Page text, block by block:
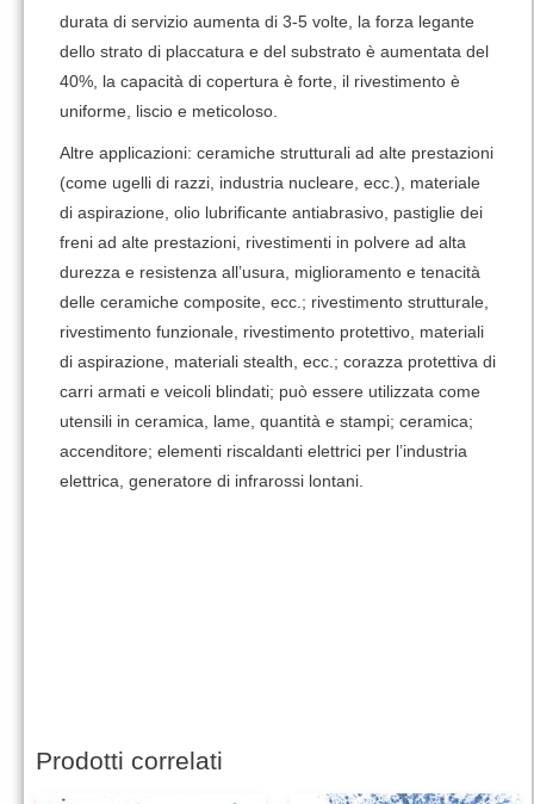
durata di servizio aumenta di 3-5 volte, la forza legante
dello strato di placcatura e del substrato è aumentata del
40%, la capacità di copertura è forte, il rivestimento è
uniforme, liscio e meticoloso.
Altre applicazioni: ceramiche strutturali ad alte prestazioni
(come ugelli di razzi, industria nucleare, ecc.), materiale
di aspirazione, olio lubrificante antiabrasivo, pastiglie dei
freni ad alte prestazioni, rivestimenti in polvere ad alta
durezza e resistenza all’usura, miglioramento e tenacità
delle ceramiche composite, ecc.; rivestimento strutturale,
rivestimento funzionale, rivestimento protettivo, materiali
di aspirazione, materiali stealth, ecc.; corazza protettiva di
carri armati e veicoli blindati; può essere utilizzata come
utensili in ceramica, lame, quantità e stampi; ceramica;
accenditore; elementi riscaldanti elettrici per l’industria
elettrica, generatore di infrarossi lontani.
Prodotti correlati